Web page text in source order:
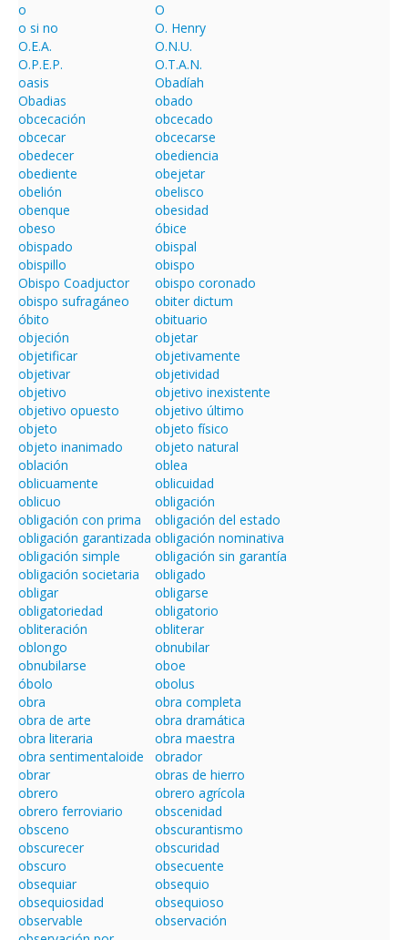
o
O
o si no
O. Henry
O.E.A.
O.N.U.
O.P.E.P.
O.T.A.N.
oasis
Obadíah
Obadias
obado
obcecación
obcecado
obcecar
obcecarse
obedecer
obediencia
obediente
obejetar
obelión
obelisco
obenque
obesidad
obeso
óbice
obispado
obispal
obispillo
obispo
Obispo Coadjuctor
obispo coronado
obispo sufragáneo
obiter dictum
óbito
obituario
objeción
objetar
objetificar
objetivamente
objetivar
objetividad
objetivo
objetivo inexistente
objetivo opuesto
objetivo último
objeto
objeto físico
objeto inanimado
objeto natural
oblación
oblea
oblicuamente
oblicuidad
oblicuo
obligación
obligación con prima
obligación del estado
obligación garantizada obligación nominativa
obligación simple
obligación sin garantía
obligación societaria
obligado
obligar
obligarse
obligatoriedad
obligatorio
obliteración
obliterar
oblongo
obnubilar
obnubilarse
oboe
óbolo
obolus
obra
obra completa
obra de arte
obra dramática
obra literaria
obra maestra
obra sentimentaloide
obrador
obrar
obras de hierro
obrero
obrero agrícola
obrero ferroviario
obscenidad
obsceno
obscurantismo
obscurecer
obscuridad
obscuro
obsecuente
obsequiar
obsequio
obsequiosidad
obsequioso
observable
observación